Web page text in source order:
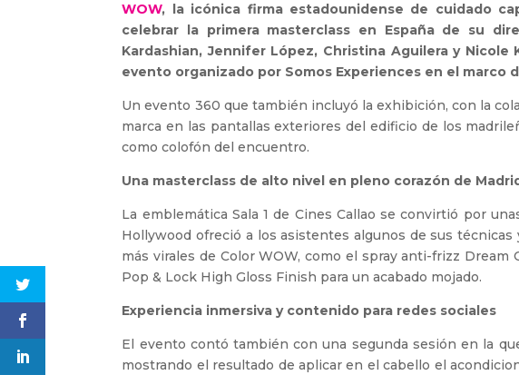
WOW, la icónica firma estadounidense de cuidado
celebrar la primera masterclass en España de su
Kardashian, Jennifer López, Christina Aguilera y
evento organizado por Somos Experiences en el marco
Un evento 360 que también incluyó la exhibición, con la
marca en las pantallas exteriores del edificio de los
como colofón del encuentro.
Una masterclass de alto nivel en pleno corazón de
La emblemática Sala 1 de Cines Callao se convirtió por
Hollywood ofreció a los asistentes algunos de sus
más virales de Color WOW, como el spray anti-frizz
Pop & Lock High Gloss Finish para un acabado mojado.
Experiencia inmersiva y contenido para redes sociales
El evento contó también con una segunda sesión en la
mostrando el resultado de aplicar en el cabello el